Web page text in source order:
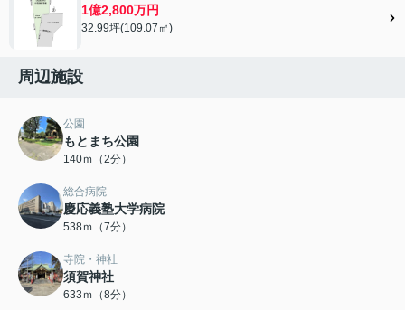
1億2,800万円
32.99坪(109.07㎡)
周辺施設
公園
もとまち公園
140ｍ（2分）
総合病院
慶応義塾大学病院
538ｍ（7分）
寺院・神社
須賀神社
633ｍ（8分）